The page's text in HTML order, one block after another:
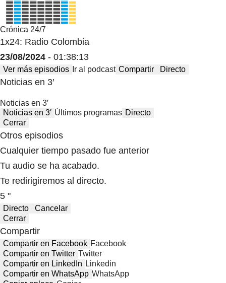
Crónica 24/7
1x24: Radio Colombia
23/08/2024 - 01:38:13
Ver más episodios Ir al podcast Compartir Directo
Noticias en 3′
Noticias en 3′
Noticias en 3′ Últimos programas Directo
Cerrar
Otros episodios
Cualquier tiempo pasado fue anterior
Tu audio se ha acabado.
Te redirigiremos al directo.
5 "
Directo
Cancelar
Cerrar
Compartir
Compartir en Facebook Facebook
Compartir en Twitter Twitter
Compartir en LinkedIn Linkedin
Compartir en WhatsApp WhatsApp